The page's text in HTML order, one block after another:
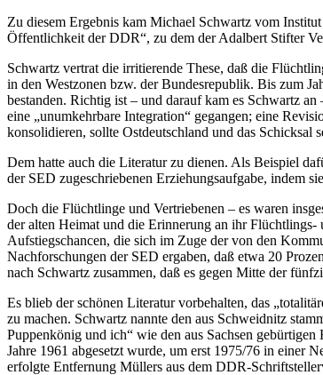
Zu diesem Ergebnis kam Michael Schwartz vom
Öffentlichkeit der DDR“, zu dem der Adalbert Stifter
Schwartz vertrat die irritierende These, daß die
in den Westzonen bzw. der Bundesrepublik. Bis zum
bestanden. Richtig ist – und darauf kam es Schwartz
eine „unumkehrbare Integration“ gegangen; eine
konsolidieren, sollte Ostdeutschland und das Schicksal
Dem hatte auch die Literatur zu dienen. Als Beispiel
der SED zugeschriebenen Erziehungsaufgabe, indem
Doch die Flüchtlinge und Vertriebenen – es waren
der alten Heimat und die Erinnerung an ihr
Aufstiegschancen, die sich im Zuge der von den
Nachforschungen der SED ergaben, daß etwa 20
nach Schwartz zusammen, daß es gegen Mitte der
Es blieb der schönen Literatur vorbehalten, das
zu machen. Schwartz nannte den aus Schweidnitz
Puppenkönig und ich“ wie den aus Sachsen
Jahre 1961 abgesetzt wurde, um erst 1975/76 in einer
erfolgte Entfernung Müllers aus dem DDR-